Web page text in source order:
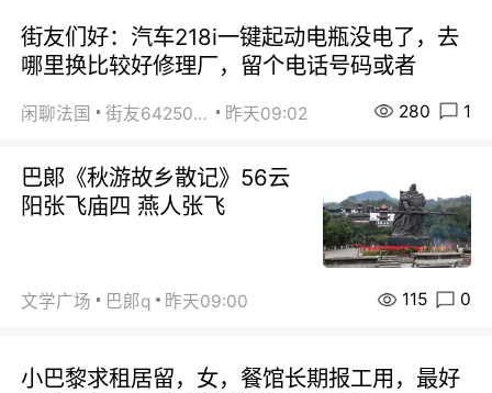
街友们好：汽车218i一键起动电瓶没电了，去
哪里换比较好修理厂，留个电话号码或者
闲聊法国 街友64250024 昨天09:02 280 1
巴郞《秋游故乡散记》56云
阳张飞庙四 燕人张飞
文学广场 巴郞q 昨天09:00 115 0
小巴黎求租居留，女，餐馆长期报工用，最好